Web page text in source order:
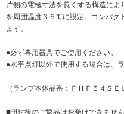
片側の電極寸法を長くする構造に
を周囲温度３５℃に設定。コンパク
ます。
●必ず専用器具でご使用ください。
●水平点灯以外で使用する場合は、
（ランプ本体品番：ＦＨＦ５４ＳＥ
■開封後のご返品はお受けできませ